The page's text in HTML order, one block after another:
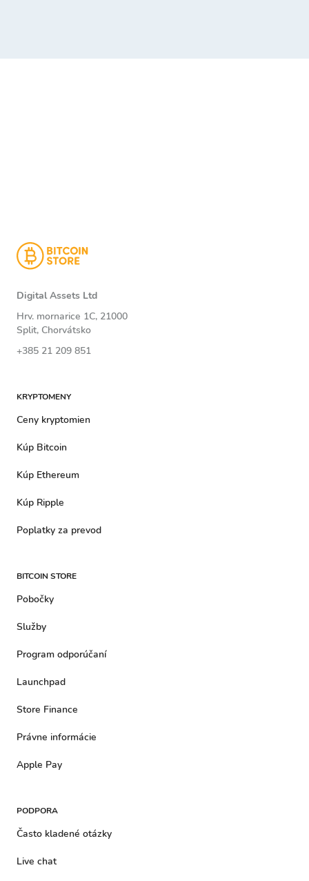
Digital Assets Ltd
Hrv. mornarice 1C, 21000
Split, Chorvátsko
+385 21 209 851
KRYPTOMENY
Ceny kryptomien
Kúp Bitcoin
Kúp Ethereum
Kúp Ripple
Poplatky za prevod
BITCOIN STORE
Pobočky
Služby
Program odporúčaní
Launchpad
Store Finance
Právne informácie
Apple Pay
PODPORA
Často kladené otázky
Live chat